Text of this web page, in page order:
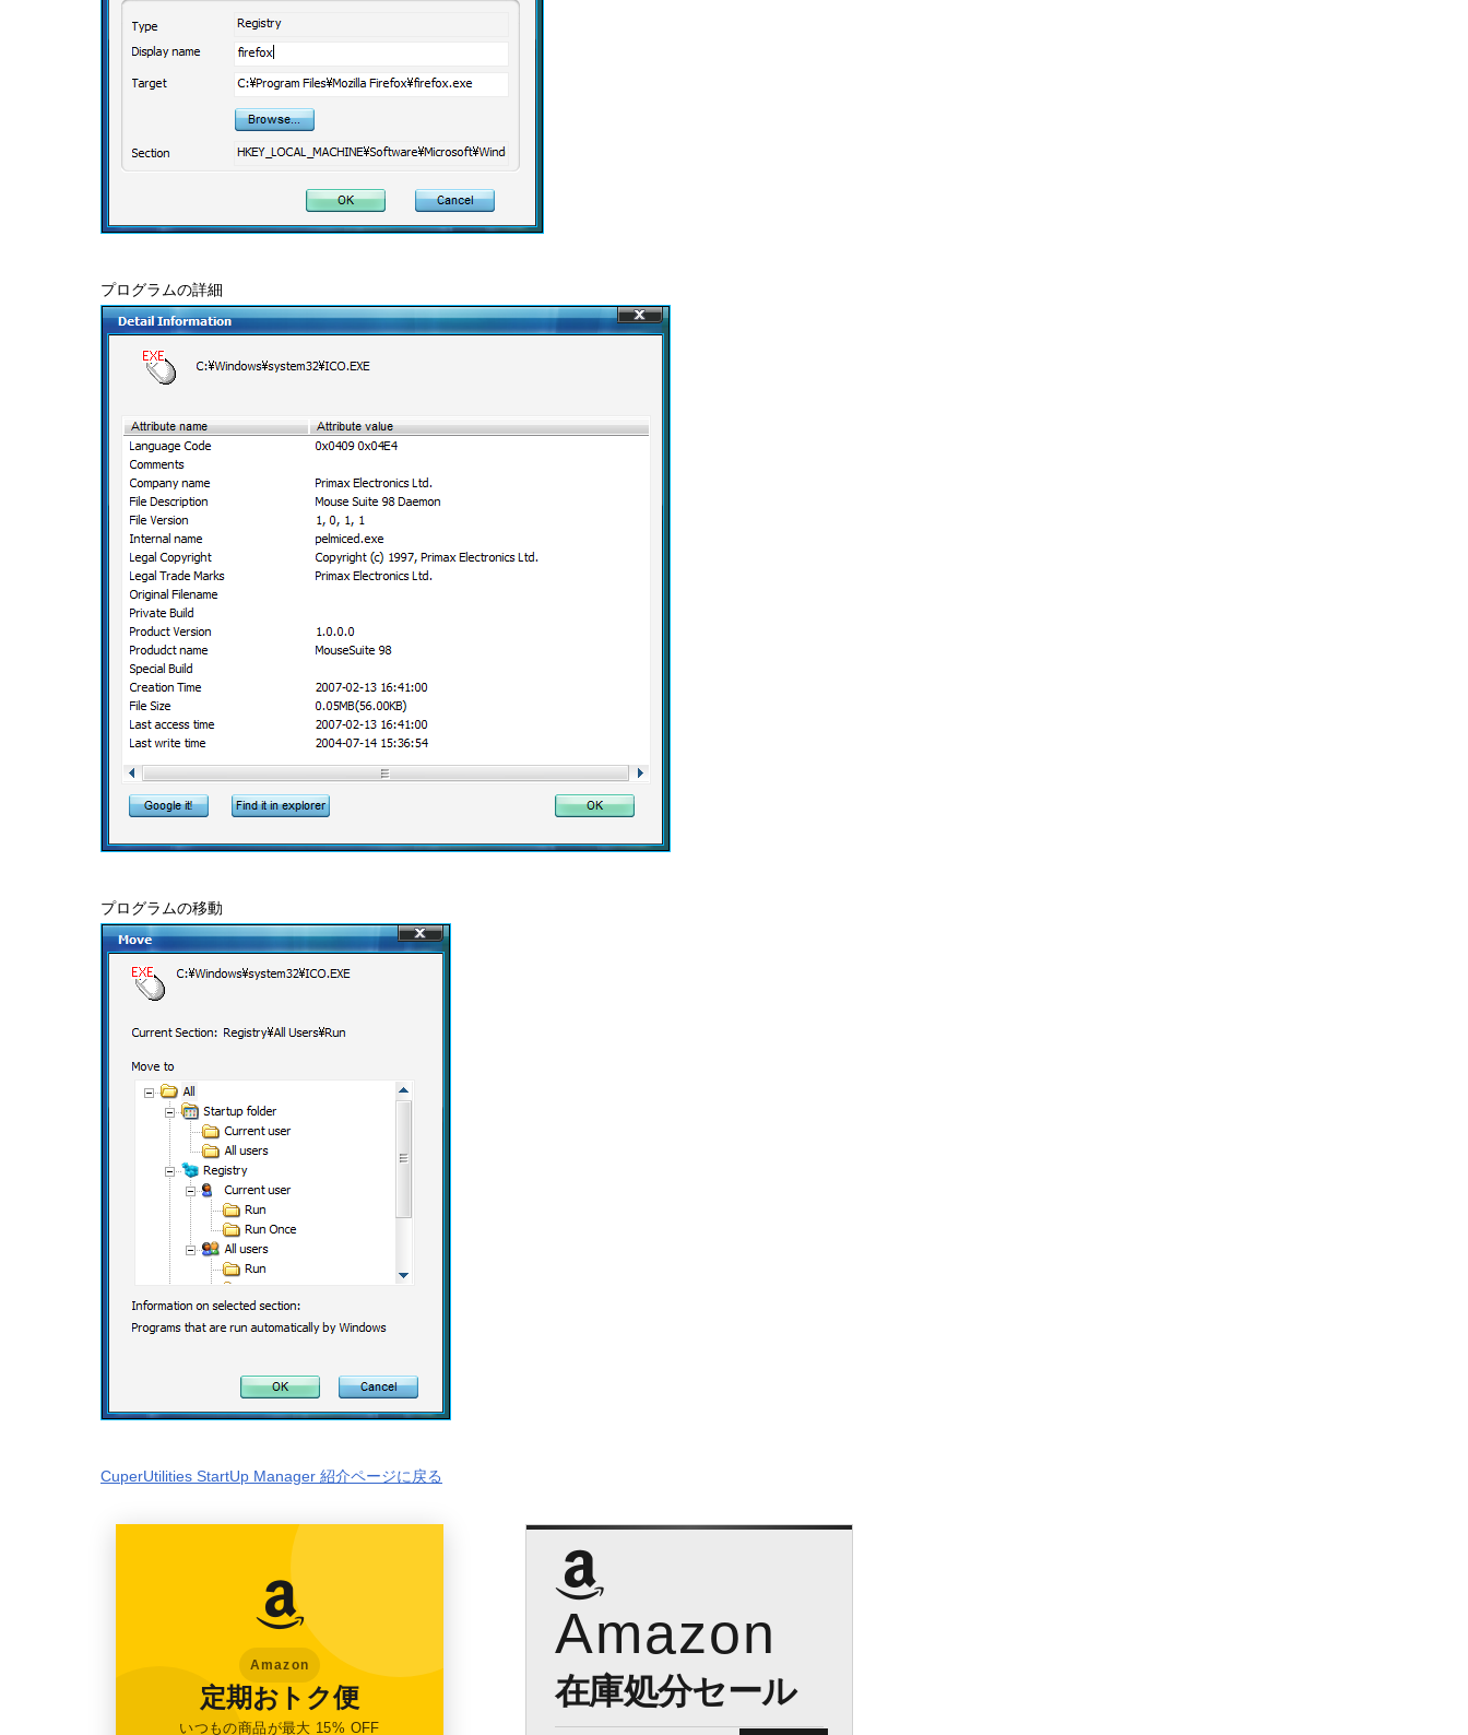
プログラムの詳細
プログラムの移動
CuperUtilities StartUp Manager 紹介ページに戻る
Amazon
定期おトク便
いつもの商品が最大 15% OFF
Amazon
在庫処分セール